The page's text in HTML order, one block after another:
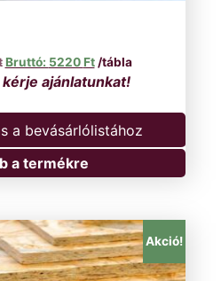
Original price was: 5590 Ft.
5220 FtCurrent price is:
/tábla
a bevásárlólistához
a termékre
Akció!